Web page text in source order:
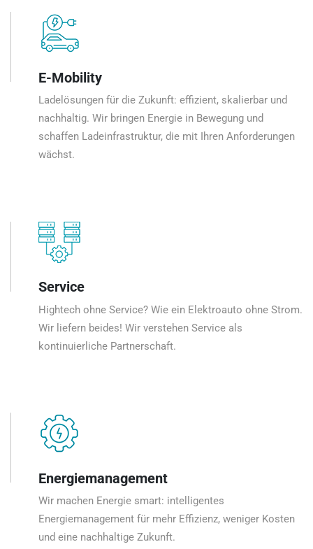
E-Mobility
Ladelösungen für die Zukunft: effizient, skalierbar und
nachhaltig. Wir bringen Energie in Bewegung und
schaffen Ladeinfrastruktur, die mit Ihren Anforderungen
wächst.
Service
Hightech ohne Service? Wie ein Elektroauto ohne Strom.
Wir liefern beides! Wir verstehen Service als
kontinuierliche Partnerschaft.
Energiemanagement
Wir machen Energie smart: intelligentes
Energiemanagement für mehr Effizienz, weniger Kosten
und eine nachhaltige Zukunft.